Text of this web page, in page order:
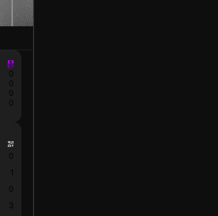
0
0
0
0
0
1
0
3